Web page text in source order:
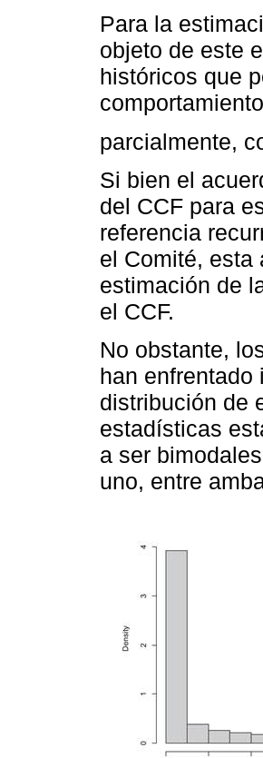
Para la
objeto de este
históricos que
parcialmente,
Si bien el
del CCF para
referencia
el Comité, esta
estimación de
el CCF.
No obstante,
han
distribución de
estadísticas
a ser
uno, entre